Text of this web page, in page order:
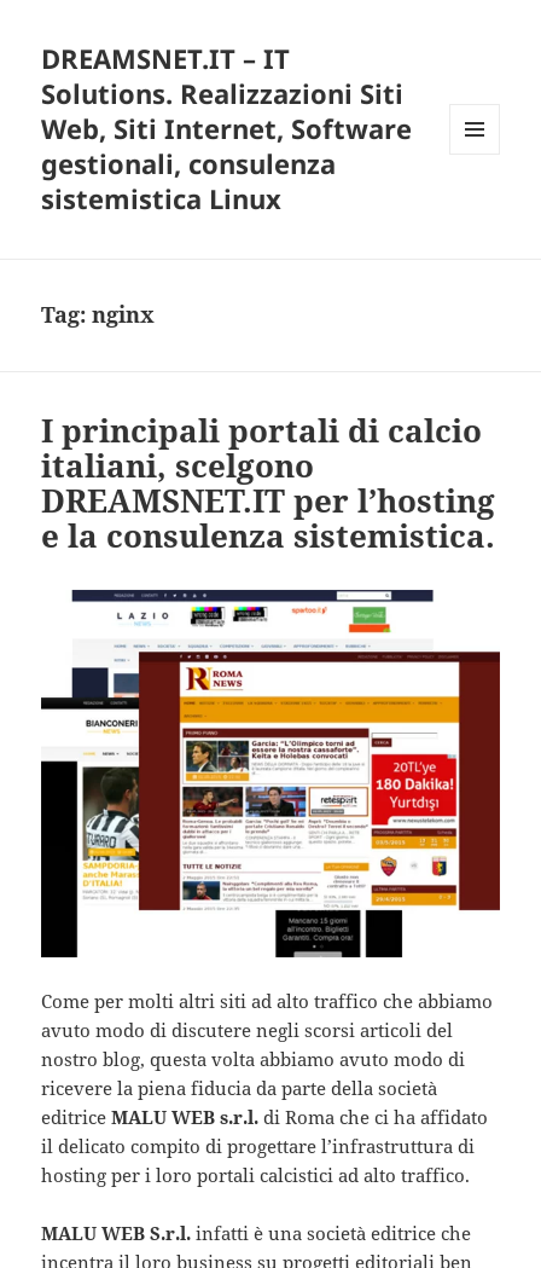
DREAMSNET.IT – IT
Solutions. Realizzazioni Siti
Web, Siti Internet, Software
gestionali, consulenza
sistemistica Linux
Tag:nginx
I principali portali di calcio
italiani, scelgono
DREAMSNET.IT per l’hosting
e la consulenza sistemistica.
Come per molti altri siti ad alto traffico che abbiamo
avuto modo di discutere negli scorsi articoli del
nostro blog, questa volta abbiamo avuto modo di
ricevere la piena fiducia da parte della società
editriceMALU WEB s.r.l. di Roma che ci ha affidato
il delicato compito di progettare l’infrastruttura di
hosting per i loro portali calcistici ad alto traffico.
MALU WEB S.r.l. infatti è una società editrice che
incentra il loro business su progetti editoriali ben